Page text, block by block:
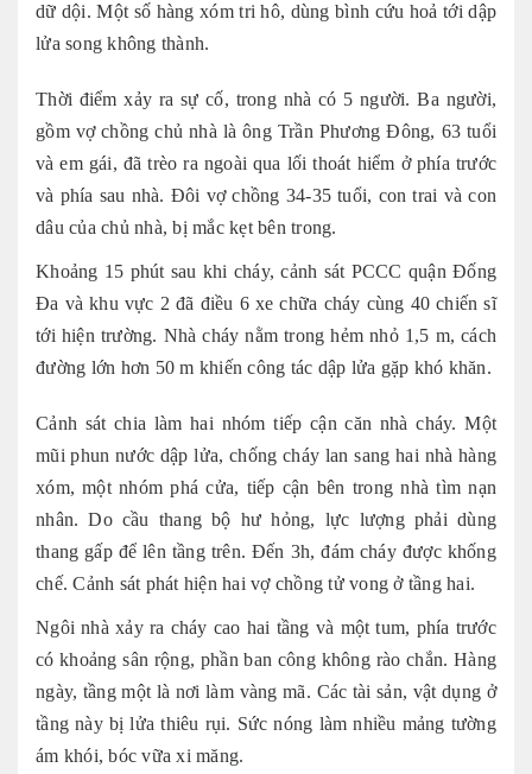
dữ dội. Một số hàng xóm tri hô, dùng bình cứu hoả tới dập
lửa song không thành.
Thời điểm xảy ra sự cố, trong nhà có 5 người. Ba người,
gồm vợ chồng chủ nhà là ông Trần Phương Đông, 63 tuổi
và em gái, đã trèo ra ngoài qua lối thoát hiểm ở phía trước
và phía sau nhà. Đôi vợ chồng 34-35 tuổi, con trai và con
dâu của chủ nhà, bị mắc kẹt bên trong.
Khoảng 15 phút sau khi cháy, cảnh sát PCCC quận Đống
Đa và khu vực 2 đã điều 6 xe chữa cháy cùng 40 chiến sĩ
tới hiện trường. Nhà cháy nằm trong hẻm nhỏ 1,5 m, cách
đường lớn hơn 50 m khiến công tác dập lửa gặp khó khăn.
Cảnh sát chia làm hai nhóm tiếp cận căn nhà cháy. Một
mũi phun nước dập lửa, chống cháy lan sang hai nhà hàng
xóm, một nhóm phá cửa, tiếp cận bên trong nhà tìm nạn
nhân. Do cầu thang bộ hư hỏng, lực lượng phải dùng
thang gấp để lên tầng trên. Đến 3h, đám cháy được khống
chế. Cảnh sát phát hiện hai vợ chồng tử vong ở tầng hai.
Ngôi nhà xảy ra cháy cao hai tầng và một tum, phía trước
có khoảng sân rộng, phần ban công không rào chắn. Hàng
ngày, tầng một là nơi làm vàng mã. Các tài sản, vật dụng ở
tầng này bị lửa thiêu rụi. Sức nóng làm nhiều mảng tường
ám khói, bóc vữa xi măng.